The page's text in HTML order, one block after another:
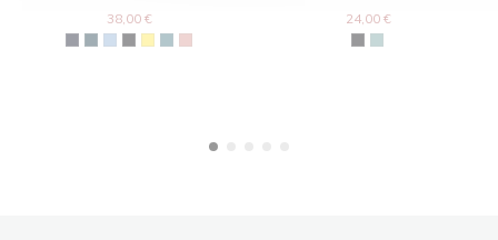
38,00 € 24,00 €